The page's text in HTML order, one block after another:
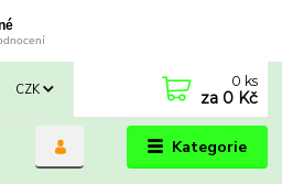
Kategorie
CZK 0 ks
za 0 Kč